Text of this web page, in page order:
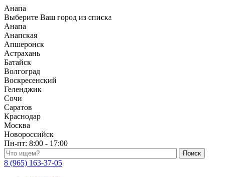
Анапа
Выберите Ваш город из списка
Анапа
Анапская
Апшеронск
Астрахань
Батайск
Волгоград
Воскресенский
Геленджик
Сочи
Саратов
Краснодар
Москва
Новороссийск
Пн-пт: 8:00 - 17:00
Поиск по каталогу
8 (965) 163-37-05